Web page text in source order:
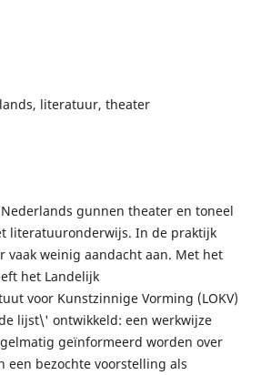
literatuur, theater
gunnen theater en toneel
literatuuronderwijs. In de praktijk
vaak weinig aandacht aan. Met het
het Landelijk
voor Kunstzinnige Vorming (LOKV)
lijst\' ontwikkeld: een werkwijze
geïnformeerd worden over
een bezochte voorstelling als